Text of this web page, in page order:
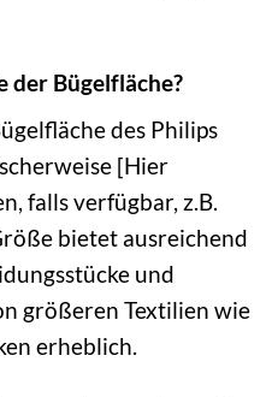
der Bügelfläche?
des Philips
[Hier
falls verfügbar, z.B.
bietet ausreichend
und
größeren Textilien wie
erheblich.